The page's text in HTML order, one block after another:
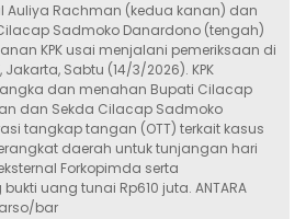
Auliya Rachman (kedua kanan) dan
Sadmoko Danardono (tengah)
KPK usai menjalani pemeriksaan di
Jakarta, Sabtu (14/3/2026). KPK
dan menahan Bupati Cilacap
dan Sekda Cilacap Sadmoko
tangkap tangan (OTT) terkait kasus
daerah untuk tunjangan hari
Forkopimda serta
uang tunai Rp610 juta. ANTARA
bar